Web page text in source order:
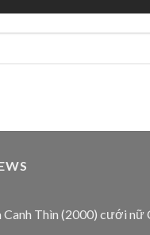
Canh Thìn (2000) cưới nữ